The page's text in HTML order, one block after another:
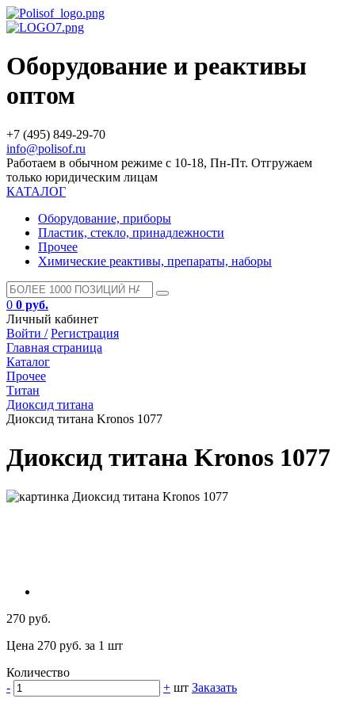
Оборудование и реактивы
оптом
+7 (495) 849-29-70
info@polisof.ru
Работаем в обычном режиме с 10-18, Пн-Пт. Отгружаем
только юридическим лицам
КАТАЛОГ
Оборудование, приборы
Пластик, стекло, принадлежности
Прочее
Химические реактивы, препараты, наборы
0 0 руб.
Личный кабинет
Войти / Регистрация
Главная страница
Каталог
Прочее
Титан
Диоксид титана
Диоксид титана Kronos 1077
Диоксид титана Kronos 1077
270 руб.
Цена 270 руб. за 1 шт
Количество
-
+ шт Заказать